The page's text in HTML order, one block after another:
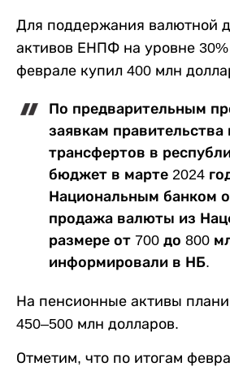
Для поддержания валютной
активов ЕНПФ на уровне
феврале купил 400 млн
По предварительным
заявкам
трансфертов в
бюджет в марте 2024
Национальным банком
продажа валюты из
размере от 700 до 800
информировали в НБ.
На пенсионные активы
450–500 млн долларов.
Отметим, что по итогам